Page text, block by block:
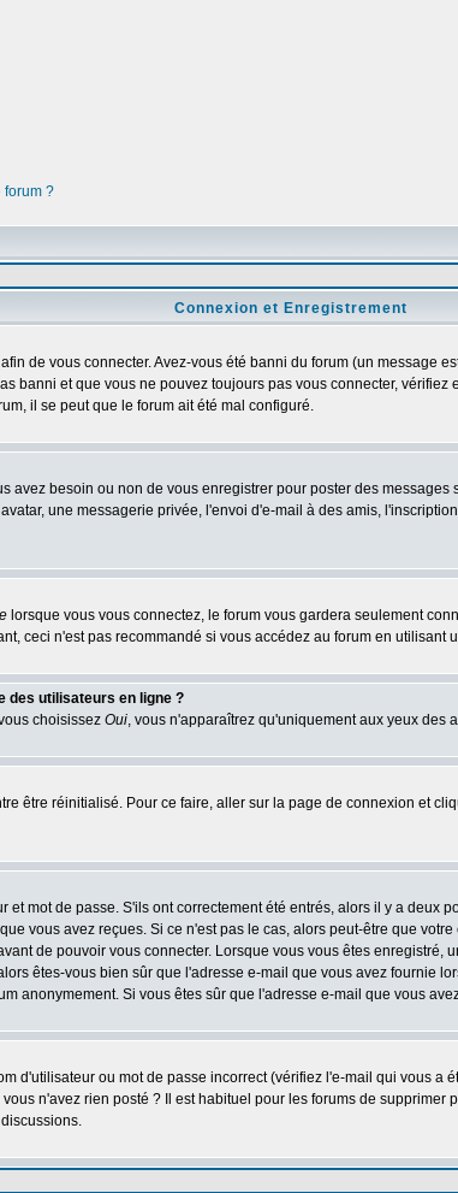
forum ?
Connexion et Enregistrement
de vous connecter. Avez-vous été banni du forum (un message
banni et que vous ne pouvez toujours pas vous connecter,
il se peut que le forum ait été mal configuré.
besoin ou non de vous enregistrer pour poster des
une messagerie privée, l'envoi d'e-mail à des amis,
lorsque vous vous connectez, le forum vous gardera seulement
ceci n'est pas recommandé si vous accédez au forum en
des utilisateurs en ligne ?
choisissez Oui, vous n'apparaîtrez qu'uniquement aux yeux des
être réinitialisé. Pour ce faire, aller sur la page de connexion et
mot de passe. S'ils ont correctement été entrés, alors il y a deux
vous avez reçues. Si ce n'est pas le cas, alors peut-être que
de pouvoir vous connecter. Lorsque vous vous êtes
êtes-vous bien sûr que l'adresse e-mail que vous avez fournie
anonymement. Si vous êtes sûr que l'adresse e-mail que vous
d'utilisateur ou mot de passe incorrect (vérifiez l'e-mail qui vous
n'avez rien posté ? Il est habituel pour les forums de